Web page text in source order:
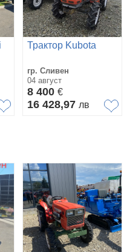
Трактор Kubota
гр. Сливен
04 август
8 400 €
16 428,97 лв